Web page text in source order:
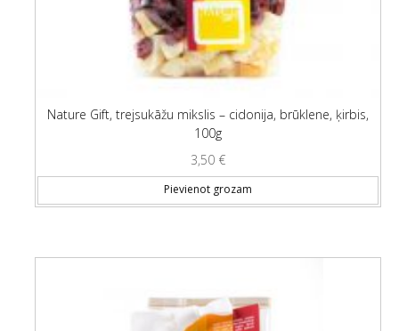
Nature Gift, trejsukāžu mikslis – cidonija, brūklene, ķirbis,
100g
3,50 €
Pievienot grozam